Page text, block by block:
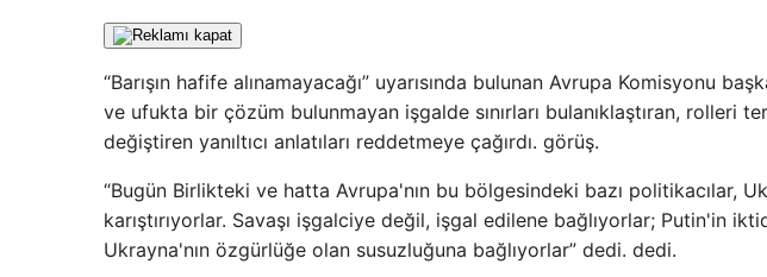
“Barışın hafife alınamayacağı” uyarısında bulunan Avrupa Komisyonu
ve ufukta bir çözüm bulunmayan işgalde sınırları bulanıklaştıran, rolleri
değiştiren yanıltıcı anlatıları reddetmeye çağırdı. görüş.
“Bugün Birlikteki ve hatta Avrupa'nın bu bölgesindeki bazı politikacılar,
karıştırıyorlar. Savaşı işgalciye değil, işgal edilene bağlıyorlar; Putin'in
Ukrayna'nın özgürlüğe olan susuzluğuna bağlıyorlar” dedi. dedi.